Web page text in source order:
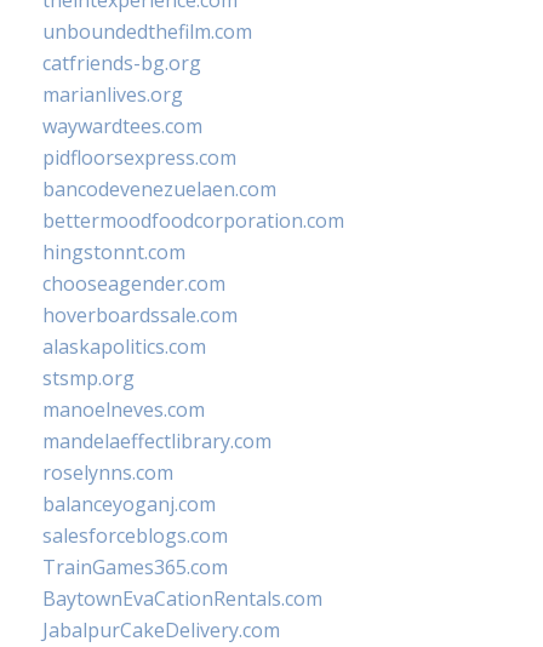
unboundedthefilm.com
catfriends-bg.org
marianlives.org
waywardtees.com
pidfloorsexpress.com
bancodevenezuelaen.com
bettermoodfoodcorporation.com
hingstonnt.com
chooseagender.com
hoverboardssale.com
alaskapolitics.com
stsmp.org
manoelneves.com
mandelaeffectlibrary.com
roselynns.com
balanceyoganj.com
salesforceblogs.com
TrainGames365.com
BaytownEvaCationRentals.com
JabalpurCakeDelivery.com